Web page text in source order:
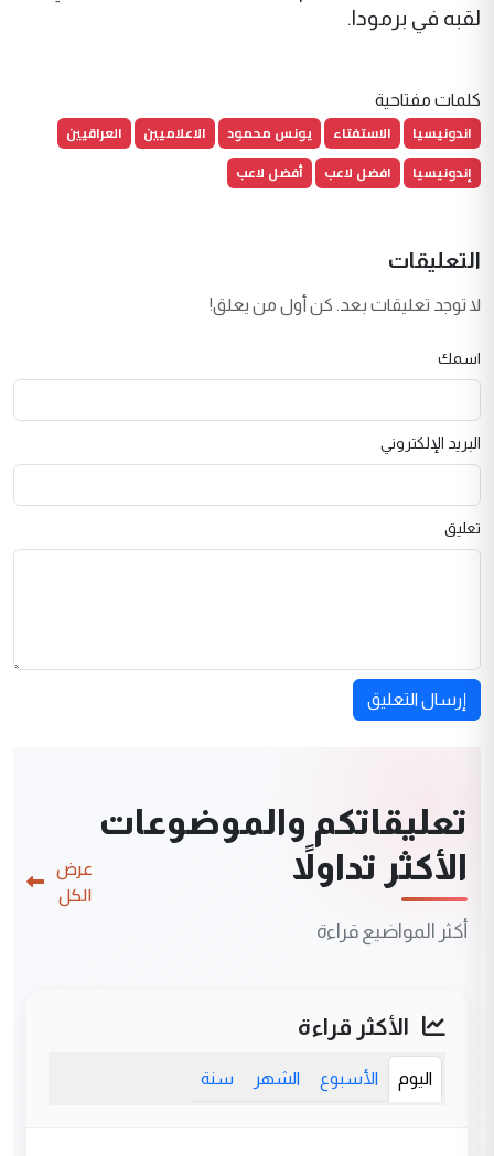
لقبه في برمودا.
كلمات مفتاحية
اندونيسيا الاستفتاء يونس محمود الاعلاميين
العراقيين
إندونيسيا
افضل لاعب أفضل لاعب
التعليقات
لا توجد تعليقات بعد. كن أول من يعلق!
اسمك
البريد الإلكتروني
تعليق
إرسال التعليق
تعليقاتكم والموضوعات
الأكثر تداولاً
أكثر المواضيع قراءة
عرض
الكل
الأكثر قراءة
اليوم الأسبوع الشهر سنة